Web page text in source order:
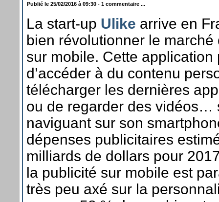
Publié le 25/02/2016 à 09:30 - 1 commentaire ...
La start-up Ulike arrive en
bien révolutionner le
sur mobile. Cette application
d’accéder à du contenu
télécharger les dernières
ou de regarder des vidéos…
naviguant sur son
dépenses publicitaires
milliards de dollars pour
la publicité sur mobile est
très peu axé sur la